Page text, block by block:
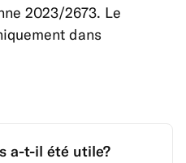
2023/2673. Le
dans
a-t-il été utile?